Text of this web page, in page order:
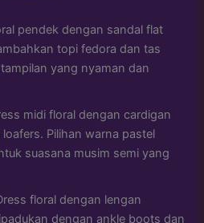
pendek dengan sandal flat
topi fedora dan tas
yang nyaman dan
midi floral dengan cardigan
Pilihan warna pastel
suasana musim semi yang
floral dengan lengan
dengan ankle boots dan